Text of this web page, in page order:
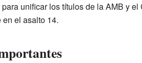
unificar los títulos de la AMB y
el asalto 14.